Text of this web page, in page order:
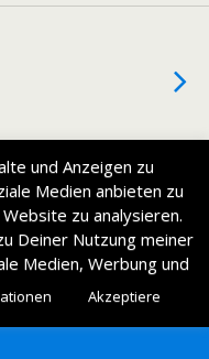
Desktop
und Anzeigen zu
Medien anbieten zu
zu analysieren.
Deiner Nutzung meiner
Medien, Werbung und
Akzeptiere